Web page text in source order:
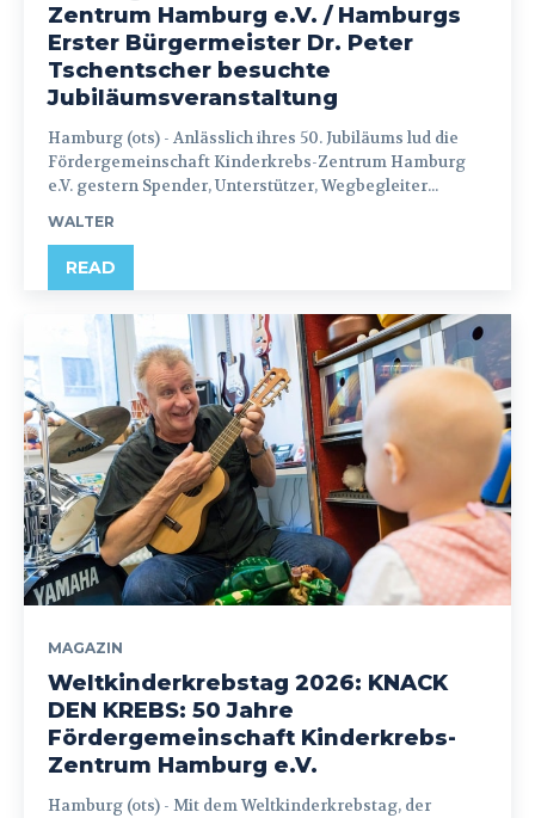
Zentrum Hamburg e.V. / Hamburgs
Erster Bürgermeister Dr. Peter
Tschentscher besuchte
Jubiläumsveranstaltung
Hamburg (ots) - Anlässlich ihres 50. Jubiläums lud die
Fördergemeinschaft Kinderkrebs-Zentrum Hamburg
e.V. gestern Spender, Unterstützer, Wegbegleiter...
WALTER
READ
MAGAZIN
Weltkinderkrebstag 2026: KNACK
DEN KREBS: 50 Jahre
Fördergemeinschaft Kinderkrebs-
Zentrum Hamburg e.V.
Hamburg (ots) - Mit dem Weltkinderkrebstag, der